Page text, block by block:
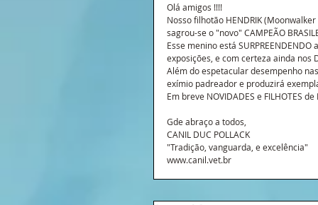
Olá amigos !!!!
Nosso filhotão HENDRIK
sagrou-se o "novo" CAMPEÃO
Esse menino está
exposições, e com certeza ainda nos
Além do espetacular desempenho
exímio padreador e produzirá
Em breve NOVIDADES e FILHOTES
Gde abraço a todos,
CANIL DUC POLLACK
"Tradição, vanguarda, e excelência"
www.canil.vet.br